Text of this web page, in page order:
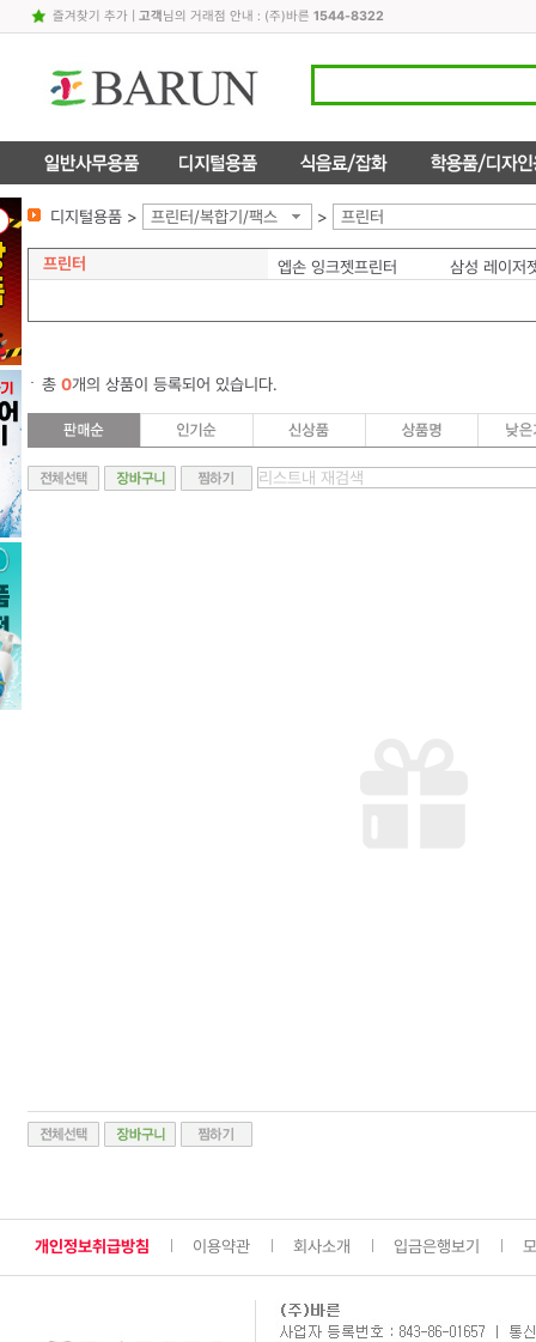
즐겨찾기 추가| 고객님의 거래점 안내 : (주)바른 1544-8322
디지털용품 > 프린터/복합기/팩스 > 프린터
프린터 엡손 잉크젯프린터 삼성 레이저
총 0개의 상품이 등록되어 있습니다.
개인정보취급방침 이용약관 회사소개 입금은행보기